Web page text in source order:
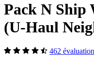
Pack N Ship
(U-Haul
462